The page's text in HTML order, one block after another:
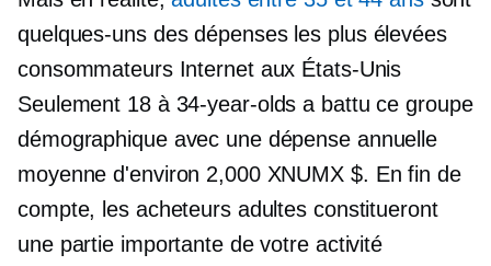
quelques-uns desdépenses les plus élevées
consommateurs Internet aux États-Unis
Seulement 18 à 34-year-olds a battu ce groupe
démographique avec une dépense annuelle
moyenne d'environ 2,000 XNUMX $. En fin de
compte, les acheteurs adultes constitueront
une partie importante de votre activité